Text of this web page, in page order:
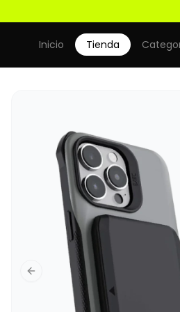
Inicio Tienda
Previous slide